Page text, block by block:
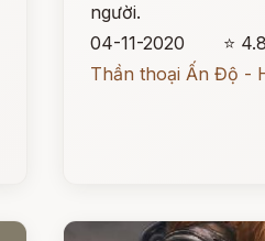
người.
04-11-2020
⭐ 4.8
Thần thoại Ấn Độ -